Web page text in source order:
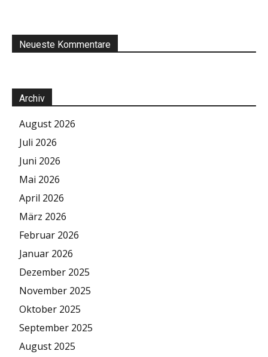
Neueste Kommentare
Archiv
August 2026
Juli 2026
Juni 2026
Mai 2026
April 2026
März 2026
Februar 2026
Januar 2026
Dezember 2025
November 2025
Oktober 2025
September 2025
August 2025